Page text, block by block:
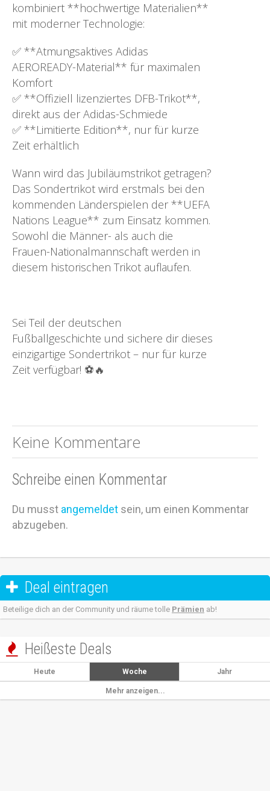
kombiniert **hochwertige Materialien**
mit moderner Technologie:
✅ **Atmungsaktives Adidas
AEROREADY-Material** für maximalen
Komfort
✅ **Offiziell lizenziertes DFB-Trikot**,
direkt aus der Adidas-Schmiede
✅ **Limitierte Edition**, nur für kurze
Zeit erhältlich
Wann wird das Jubiläumstrikot getragen?
Das Sondertrikot wird erstmals bei den
kommenden Länderspielen der **UEFA
Nations League** zum Einsatz kommen.
Sowohl die Männer- als auch die
Frauen-Nationalmannschaft werden in
diesem historischen Trikot auflaufen.
Sei Teil der deutschen
Fußballgeschichte und sichere dir dieses
einzigartige Sondertrikot – nur für kurze
Zeit verfügbar! ⚽🔥
Keine Kommentare
Schreibe einen Kommentar
Du musst angemeldet sein, um einen Kommentar
abzugeben.
 Deal eintragen
Beteilige dich an der Community und räume tolle Prämien ab!
 Heißeste Deals
Heute Woche Jahr
Mehr anzeigen...